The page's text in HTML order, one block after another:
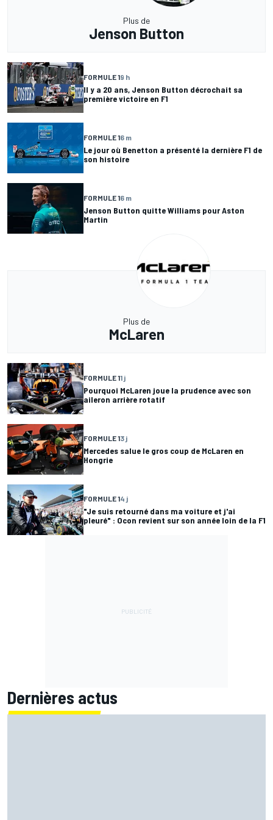
Plus de
Jenson Button
FORMULE 19 h
Il y a 20 ans, Jenson Button décrochait sa
première victoire en F1
FORMULE 16 m
Le jour où Benetton a présenté la dernière F1 de
son histoire
FORMULE 16 m
Jenson Button quitte Williams pour Aston
Martin
Plus de
McLaren
FORMULE 11 j
Pourquoi McLaren joue la prudence avec son
aileron arrière rotatif
FORMULE 13 j
Mercedes salue le gros coup de McLaren en
Hongrie
FORMULE 14 j
"Je suis retourné dans ma voiture et j'ai
pleuré" : Ocon revient sur son année loin de la F1
Dernières actus